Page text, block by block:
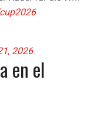
2026
en el